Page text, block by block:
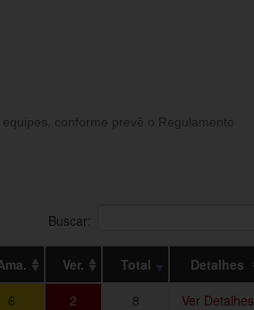
conforme prevê o Regulamento
Buscar:
Ver. Total
Detalhes
6 2 8
Ver Detalhes